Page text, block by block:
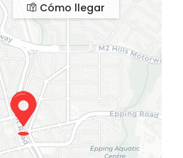
Cómo llegar